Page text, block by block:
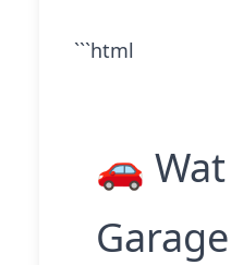
```html
🚗